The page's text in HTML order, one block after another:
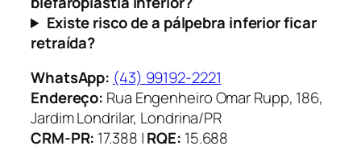
Existe risco de a pálpebra inferior ficar
retraída?
WhatsApp: (43) 99192-2221
Endereço: Rua Engenheiro Omar Rupp, 186,
Jardim Londrilar, Londrina/PR
CRM-PR: 17.388 |RQE: 15.688